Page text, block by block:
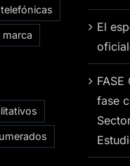
El
fase